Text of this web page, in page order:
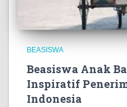
BEASISWA
Beasiswa Anak
Inspiratif
Indonesia